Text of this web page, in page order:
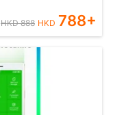
HKD888 HKD 788+